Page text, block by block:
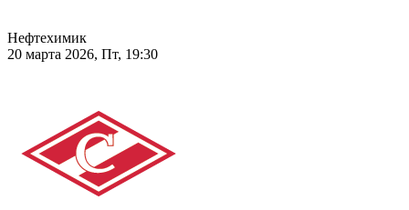
Нефтехимик
20 марта 2026, Пт, 19:30